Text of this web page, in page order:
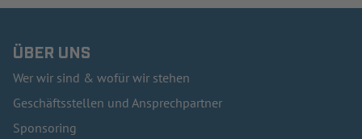
ÜBER UNS
Wer wir sind & wofür wir stehen
Geschäftsstellen und Ansprechpartner
Sponsoring